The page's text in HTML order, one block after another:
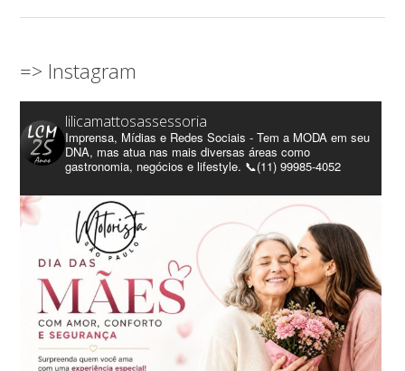
=> Instagram
lilicamattosassessoria
Imprensa, Mídias e Redes Sociais - Tem a MODA em seu
DNA, mas atua nas mais diversas áreas como
gastronomia, negócios e lifestyle. 📞(11) 99985-4052